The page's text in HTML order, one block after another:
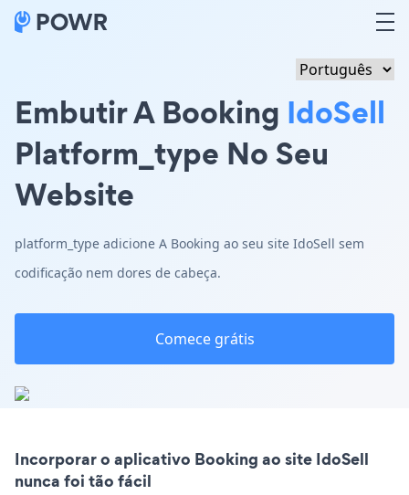
Embutir A Booking IdoSell
Platform_type No Seu
Website
platform_type adicione A Booking ao seu site IdoSell sem
codificação nem dores de cabeça.
Comece grátis
Incorporar o aplicativo Booking ao site IdoSell
nunca foi tão fácil